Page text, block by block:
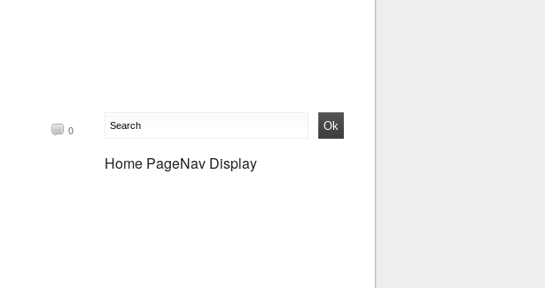
0
Home PageNav Display